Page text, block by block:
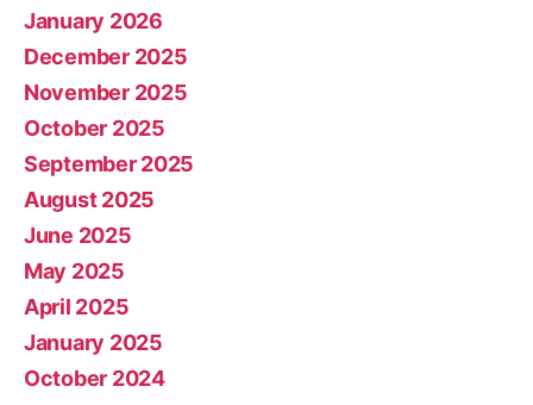
January 2026
December 2025
November 2025
October 2025
September 2025
August 2025
June 2025
May 2025
April 2025
January 2025
October 2024